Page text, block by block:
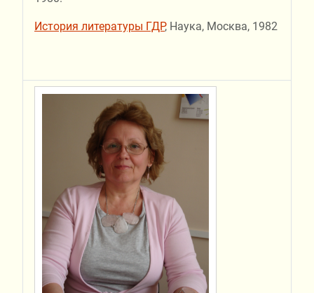
История литературы ГДР, Наука, Москва, 1982